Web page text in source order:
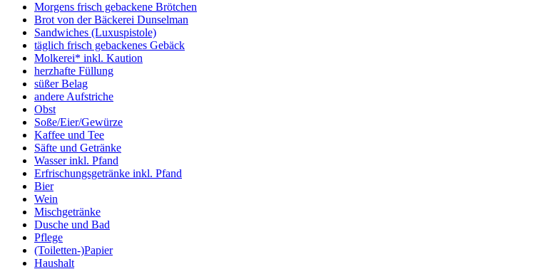
Morgens frisch gebackene Brötchen
Brot von der Bäckerei Dunselman
Sandwiches (Luxuspistole)
täglich frisch gebackenes Gebäck
Molkerei* inkl. Kaution
herzhafte Füllung
süßer Belag
andere Aufstriche
Obst
Soße/Eier/Gewürze
Kaffee und Tee
Säfte und Getränke
Wasser inkl. Pfand
Erfrischungsgetränke inkl. Pfand
Bier
Wein
Mischgetränke
Dusche und Bad
Pflege
(Toiletten-)Papier
Haushalt